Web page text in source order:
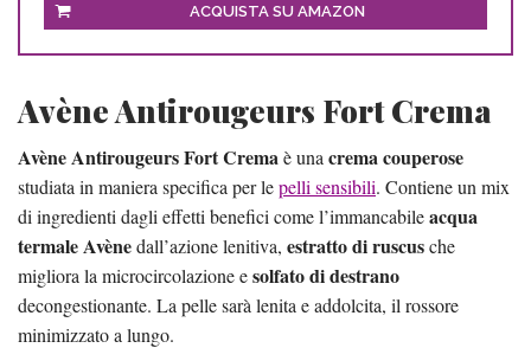
ACQUISTA SU AMAZON
Avène Antirougeurs Fort Crema
Avène Antirougeurs Fort Cremaè una crema couperose
studiata in maniera specifica per lepelli sensibili. Contiene un mix
di ingredienti dagli effetti benefici come l’immancabileacqua
termale Avènedall’azione lenitiva, estratto di ruscusche
migliora la microcircolazione esolfato di destrano
decongestionante. La pelle sarà lenita e addolcita, il rossore
minimizzato a lungo.